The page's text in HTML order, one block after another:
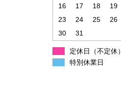
16
17 18 19
23
24 25 26
30
31
定休日（不定休）
特別休業日